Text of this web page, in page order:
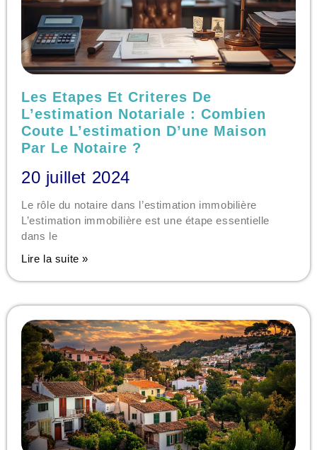
Les Etapes Et Criteres De
L’estimation Notariale : Combien
Coute L’estimation D’une Maison
Par Le Notaire ?
20 juillet 2024
Le rôle du notaire dans l’estimation immobilière
L’estimation immobilière est une étape essentielle
dans le
Lire la suite »